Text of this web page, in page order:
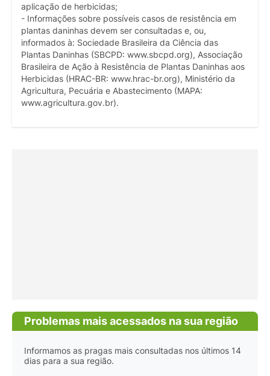
aplicação de herbicidas;
- Informações sobre possíveis casos de resistência em
plantas daninhas devem ser consultadas e, ou,
informados à: Sociedade Brasileira da Ciência das
Plantas Daninhas (SBCPD: www.sbcpd.org), Associação
Brasileira de Ação à Resistência de Plantas Daninhas aos
Herbicidas (HRAC-BR: www.hrac-br.org), Ministério da
Agricultura, Pecuária e Abastecimento (MAPA:
www.agricultura.gov.br).
Problemas mais acessados na sua região
Informamos as pragas mais consultadas nos últimos 14
dias para a sua região.